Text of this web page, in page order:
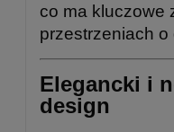
co ma kluczowe
przestrzeniach
Elegancki i
design